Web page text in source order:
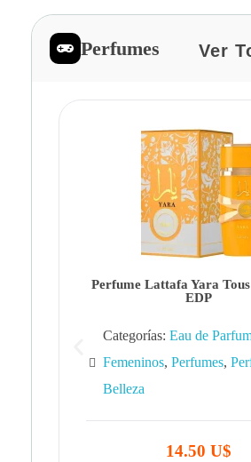
Perfumes Ver
Perfume Lattafa Yara
EDP
Categorías: Eau de
Femeninos, Perfumes,
Belleza
14.50 U$